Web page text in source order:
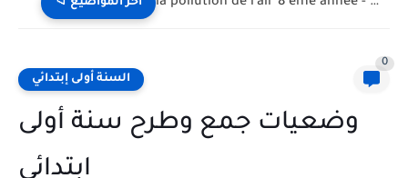
📁 آخر المواضيع
السنة أولى إبتدائي
0
وضعيات جمع وطرح سنة أولى
ابتدائي